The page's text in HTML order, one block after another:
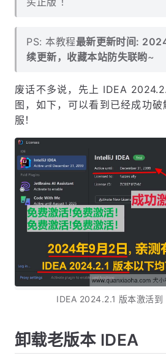
PS: 本教程最新更新时间:
续更新，收藏本站防失联哟~
废话不多说，先上 IDEA
图，如下，可以看到已经成功
服！
IDEA 2024.2.1 版本激活
卸载老版本 IDEA